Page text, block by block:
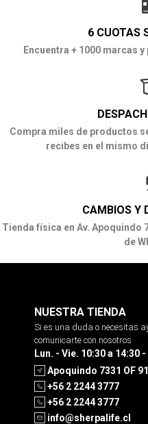
6 CUOTAS
Encuentra + 1000 marcas
Compra miles de productos
recibes en el mismo
CAMBIOS Y
Tienda física en Av. Apoquindo
de
NUESTRA TIENDA
Si es una duda o necesitas
comunicarte con nosotros
Lun. - Vie. 10:30 a 14:30
Apoquindo 7331 OF
+56 2 2244 3777
+56 2 2244 3777
info@sherpalife.cl